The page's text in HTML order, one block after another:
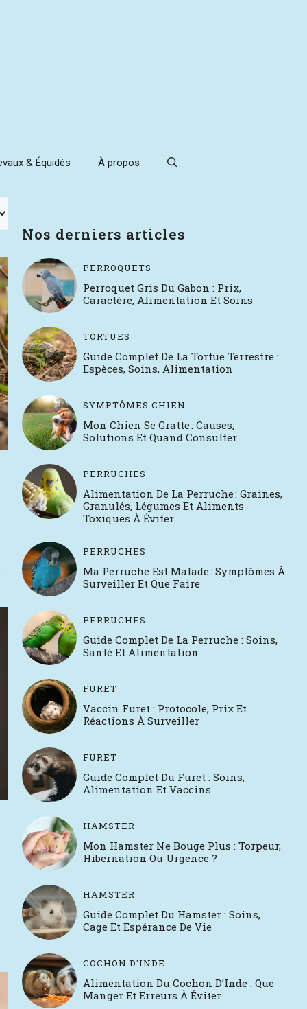
& Équidés À propos
Nos derniers articles
PERROQUETS
Perroquet Gris Du Gabon : Prix,
Caractère, Alimentation Et Soins
TORTUES
Guide Complet De La Tortue Terrestre :
Espèces, Soins, Alimentation
SYMPTÔMES CHIEN
Mon Chien Se Gratte : Causes,
Solutions Et Quand Consulter
PERRUCHES
Alimentation De La Perruche : Graines,
Granulés, Légumes Et Aliments
Toxiques À Éviter
PERRUCHES
Ma Perruche Est Malade : Symptômes À
Surveiller Et Que Faire
PERRUCHES
Guide Complet De La Perruche : Soins,
Santé Et Alimentation
FURET
Vaccin Furet : Protocole, Prix Et
Réactions À Surveiller
FURET
Guide Complet Du Furet : Soins,
Alimentation Et Vaccins
HAMSTER
Mon Hamster Ne Bouge Plus : Torpeur,
Hibernation Ou Urgence ?
HAMSTER
Guide Complet Du Hamster : Soins,
Cage Et Espérance De Vie
COCHON D'INDE
Alimentation Du Cochon D’Inde : Que
Manger Et Erreurs À Éviter